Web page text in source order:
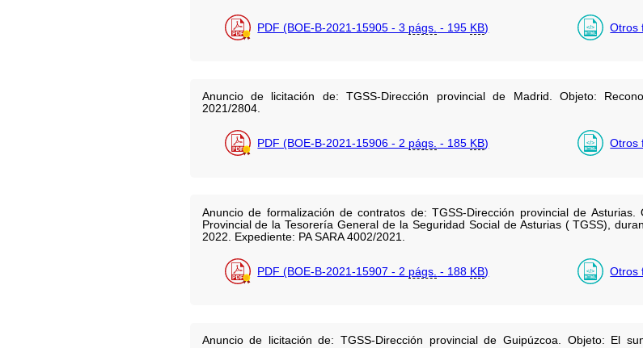
PDF (BOE-B-2021-15905 - 3 págs. - 195 KB) Otros
Anuncio de licitación de: TGSS-Dirección provincial de Madrid. Objeto:
2021/2804.
PDF (BOE-B-2021-15906 - 2 págs. - 185 KB) Otros
Anuncio de formalización de contratos de: TGSS-Dirección provincial de
Provincial de la Tesorería General de la Seguridad Social de Asturias ( TGSS),
2022. Expediente: PA SARA 4002/2021.
PDF (BOE-B-2021-15907 - 2 págs. - 188 KB) Otros
Anuncio de licitación de: TGSS-Dirección provincial de Guipúzcoa. Objeto: El